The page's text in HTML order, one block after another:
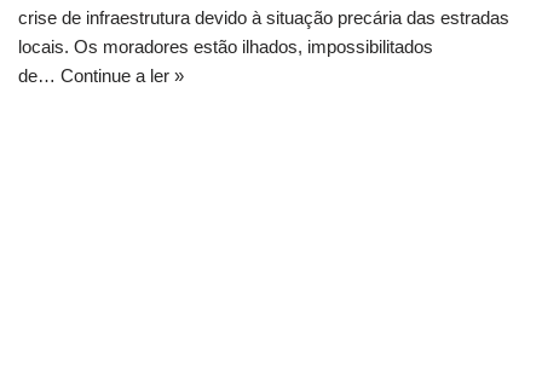
crise de infraestrutura devido à situação precária das estradas
locais. Os moradores estão ilhados, impossibilitados
de… Continue a ler »